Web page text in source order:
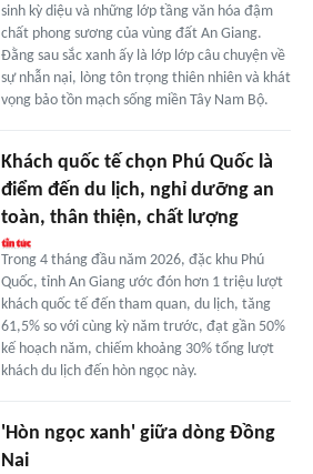
sinh kỳ diệu và những lớp tầng văn hóa đậm
chất phong sương của vùng đất An Giang.
Đằng sau sắc xanh ấy là lớp lớp câu chuyện về
sự nhẫn nại, lòng tôn trọng thiên nhiên và khát
vọng bảo tồn mạch sống miền Tây Nam Bộ.
Khách quốc tế chọn Phú Quốc là
điểm đến du lịch, nghỉ dưỡng an
toàn, thân thiện, chất lượng
Trong 4 tháng đầu năm 2026, đặc khu Phú
Quốc, tỉnh An Giang ước đón hơn 1 triệu lượt
khách quốc tế đến tham quan, du lịch, tăng
61,5% so với cùng kỳ năm trước, đạt gần 50%
kế hoạch năm, chiếm khoảng 30% tổng lượt
khách du lịch đến hòn ngọc này.
'Hòn ngọc xanh' giữa dòng Đồng
Nai